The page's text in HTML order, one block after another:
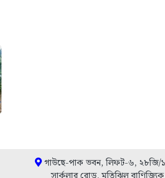
গাউছে-পাক ভবন, লিফট-৬, ২৮জি/